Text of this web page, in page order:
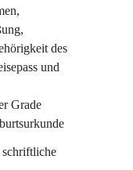
des
und
Grade